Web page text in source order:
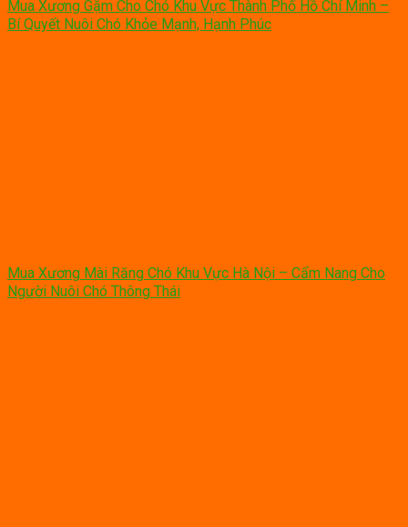
Mua Xương Gặm Cho Chó Khu Vực Thành Phố Hồ Chí Minh –
Bí Quyết Nuôi Chó Khỏe Mạnh, Hạnh Phúc
Mua Xương Mài Răng Chó Khu Vực Hà Nội – Cẩm Nang Cho
Người Nuôi Chó Thông Thái